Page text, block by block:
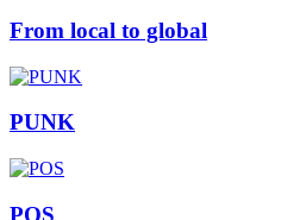
From local to global
PUNK
POS